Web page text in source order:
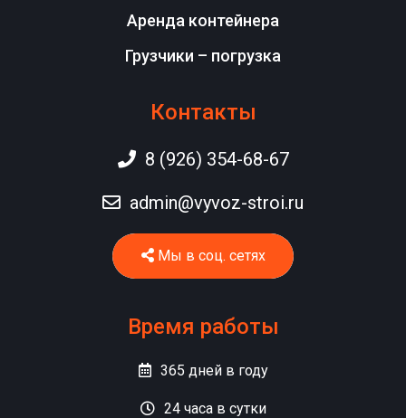
Аренда контейнера
Грузчики – погрузка
Контакты
8 (926) 354-68-67
admin@vyvoz-stroi.ru
Мы в соц. сетях
Время работы
365 дней в году
24часа в сутки